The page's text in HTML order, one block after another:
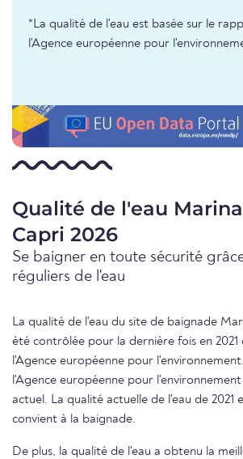
*La qualité de l'eau est basée sur le
l'Agence européenne pour
Qualité de l'eau
Capri 2026
Se baigner en toute sécurité
réguliers de l'eau
La qualité de l'eau du site de baignade
été contrôlée pour la dernière fois en 2021
l'Agence européenne pour
l'Agence européenne pour
actuel. La qualité actuelle de l'eau de 2021
convient à la baignade.
De plus, la qualité de l'eau a obtenu la